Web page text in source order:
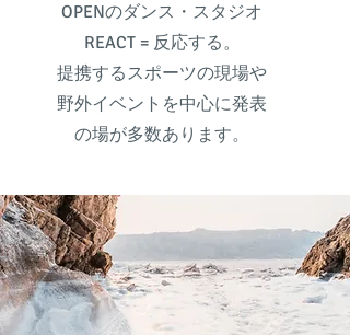
OPENのダンス・スタジオ
REACT = 反応する。
​提携するスポーツの現場や
野外イベントを中心に発表
の場が多数あります。